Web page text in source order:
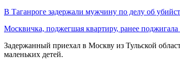
В Таганроге задержали мужчину по делу об
Москвичка, поджегшая квартиру, ранее поджигала
Задержанный приехал в Москву из Тульской
маленьких детей.